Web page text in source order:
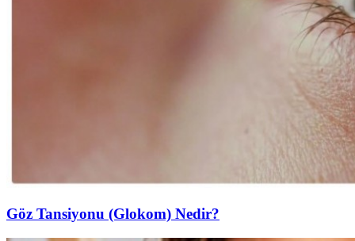
Göz Tansiyonu (Glokom) Nedir?